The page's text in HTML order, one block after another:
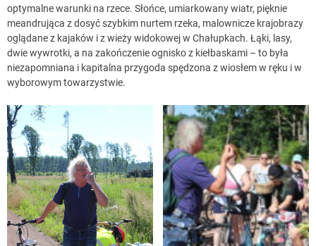
optymalne warunki na rzece. Słońce, umiarkowany wiatr, pięknie
meandrująca z dosyć szybkim nurtem rzeka, malownicze krajobrazy
oglądane z kajaków i z wieży widokowej w Chałupkach. Łąki, lasy,
dwie wywrotki, a na zakończenie ognisko z kiełbaskami – to była
niezapomniana i kapitalna przygoda spędzona z wiosłem w ręku i w
wyborowym towarzystwie.